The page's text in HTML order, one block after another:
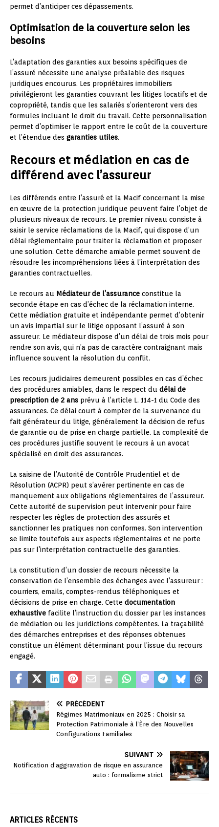
permet d’anticiper ces dépassements.
Optimisation de la couverture selon les
besoins
L’adaptation des garanties aux besoins spécifiques de
l’assuré nécessite une analyse préalable des risques
juridiques encourus. Les propriétaires immobiliers
privilégieront les garanties couvrant les litiges locatifs et de
copropriété, tandis que les salariés s’orienteront vers des
formules incluant le droit du travail. Cette personnalisation
permet d’optimiser le rapport entre le coût de la couverture
et l’étendue des garanties utiles.
Recours et médiation en cas de
différend avec l’assureur
Les différends entre l’assuré et la Macif concernant la mise
en œuvre de la protection juridique peuvent faire l’objet de
plusieurs niveaux de recours. Le premier niveau consiste à
saisir le service réclamations de la Macif, qui dispose d’un
délai réglementaire pour traiter la réclamation et proposer
une solution. Cette démarche amiable permet souvent de
résoudre les incompréhensions liées à l’interprétation des
garanties contractuelles.
Le recours au Médiateur de l’assurance constitue la
seconde étape en cas d’échec de la réclamation interne.
Cette médiation gratuite et indépendante permet d’obtenir
un avis impartial sur le litige opposant l’assuré à son
assureur. Le médiateur dispose d’un délai de trois mois pour
rendre son avis, qui n’a pas de caractère contraignant mais
influence souvent la résolution du conflit.
Les recours judiciaires demeurent possibles en cas d’échec
des procédures amiables, dans le respect du délai de
prescription de 2 ans prévu à l’article L. 114-1 du Code des
assurances. Ce délai court à compter de la survenance du
fait générateur du litige, généralement la décision de refus
de garantie ou de prise en charge partielle. La complexité de
ces procédures justifie souvent le recours à un avocat
spécialisé en droit des assurances.
La saisine de l’Autorité de Contrôle Prudentiel et de
Résolution (ACPR) peut s’avérer pertinente en cas de
manquement aux obligations réglementaires de l’assureur.
Cette autorité de supervision peut intervenir pour faire
respecter les règles de protection des assurés et
sanctionner les pratiques non conformes. Son intervention
se limite toutefois aux aspects réglementaires et ne porte
pas sur l’interprétation contractuelle des garanties.
La constitution d’un dossier de recours nécessite la
conservation de l’ensemble des échanges avec l’assureur :
courriers, emails, comptes-rendus téléphoniques et
décisions de prise en charge. Cette documentation
exhaustive facilite l’instruction du dossier par les instances
de médiation ou les juridictions compétentes. La traçabilité
des démarches entreprises et des réponses obtenues
constitue un élément déterminant pour l’issue du recours
engagé.
PRÉCÉDENT
Régimes Matrimoniaux en 2025 : Choisir sa
Protection Patrimoniale à l’Ère des Nouvelles
Configurations Familiales
SUIVANT
Notification d’aggravation de risque en assurance
auto : formalisme strict
ARTICLES RÉCENTS